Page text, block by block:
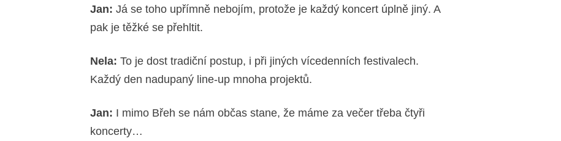
Jan: Já se toho upřímně nebojím, protože je každý koncert úplně jiný. A
pak je těžké se přehltit.
Nela: To je dost tradiční postup, i při jiných vícedenních festivalech.
Každý den nadupaný line-up mnoha projektů.
Jan: I mimo Břeh se nám občas stane, že máme za večer třeba čtyři
koncerty…